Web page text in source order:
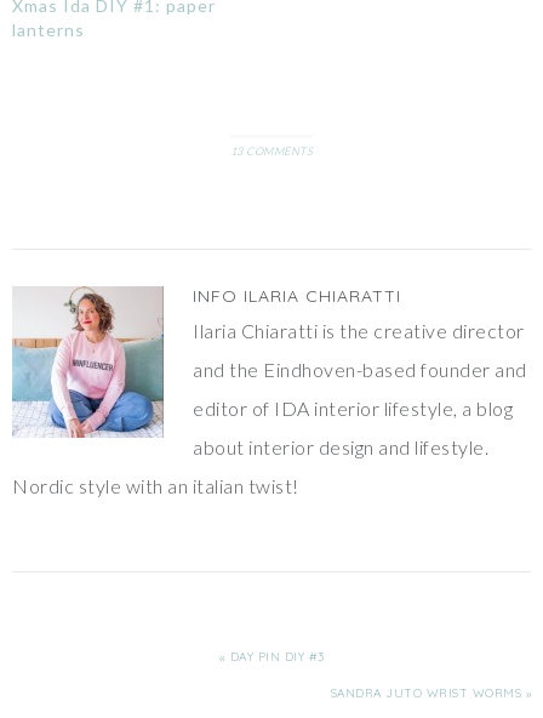
Xmas Ida DIY #1: paper
lanterns
13 COMMENTS
INFO ILARIA CHIARATTI
Ilaria Chiaratti is the creative director
and the Eindhoven-based founder and
editor of IDA interior lifestyle, a blog
about interior design and lifestyle.
Nordic style with an italian twist!
« DAY PIN DIY #3
SANDRA JUTO WRIST WORMS »